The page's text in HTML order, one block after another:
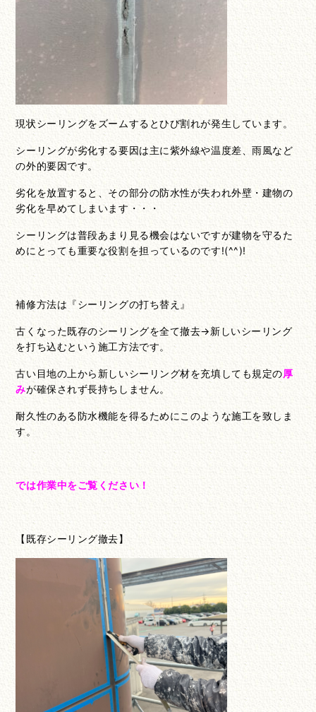
現状シーリングをズームするとひび割れが発生しています。
シーリングが劣化する要因は主に紫外線や温度差、雨風など
の外的要因です。
劣化を放置すると、その部分の防水性が失われ外壁・建物の
劣化を早めてしまいます・・・
シーリングは普段あまり見る機会はないですが建物を守るた
めにとっても重要な役割を担っているのです!(^^)!
補修方法は『シーリングの打ち替え』
古くなった既存のシーリングを全て撤去→新しいシーリング
を打ち込むという施工方法です。
古い目地の上から新しいシーリング材を充填しても規定の厚
みが確保されず長持ちしません。
耐久性のある防水機能を得るためにこのような施工を致しま
す。
では作業中をご覧ください！
【既存シーリング撤去】